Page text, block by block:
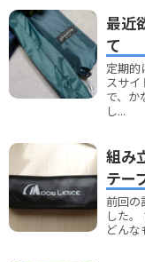
最近
て
定期的
スサ
で、か
し...
組み
テー
前回の
した
どんな